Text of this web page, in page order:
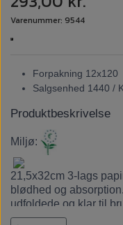
Varenummer: 9544
Forpakning 12x120
Salgsenhed 1440 /
Produktbeskrivelse
Miljø:
21,5x32cm 3-lags
blødhed og
udfoldede og klar til
gangen, hvilket giver